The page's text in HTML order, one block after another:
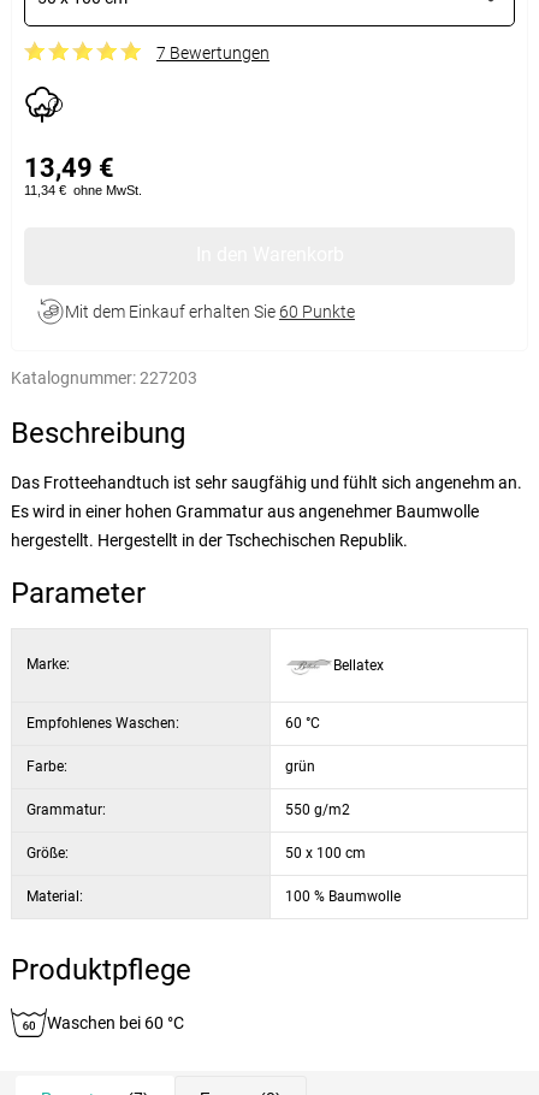
7 Bewertungen
13,49 €
11,34 € ohne MwSt.
Mit dem Einkauf erhalten Sie 60 Punkte
Katalognummer:227203
Beschreibung
Das Frotteehandtuch ist sehr saugfähig und fühlt sich angenehm an.
Es wird in einer hohen Grammatur aus angenehmer Baumwolle
hergestellt. Hergestellt in der Tschechischen Republik.
Parameter
Marke: Bellatex
Empfohlenes Waschen: 60 °C
Farbe: grün
Grammatur: 550 g/m2
Größe: 50 x 100 cm
Material: 100 % Baumwolle
Produktpflege
Waschen bei 60 °C